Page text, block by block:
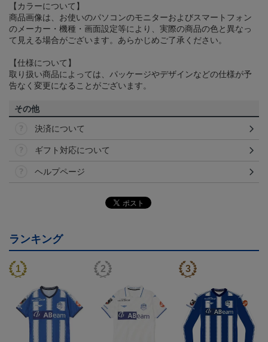
【カラーについて】
商品画像は、お使いのパソコンのモニターおよびスマートフォン
のメーカー・機種・画面設定等により、実際の商品の色と異なっ
て見える場合がございます。あらかじめご了承ください。
【仕様について】
取り扱い商品によっては、パッケージやデザインなどの仕様が予
告なく変更になることがございます。
その他
決済について
ギフト対応について
ヘルプページ
ランキング